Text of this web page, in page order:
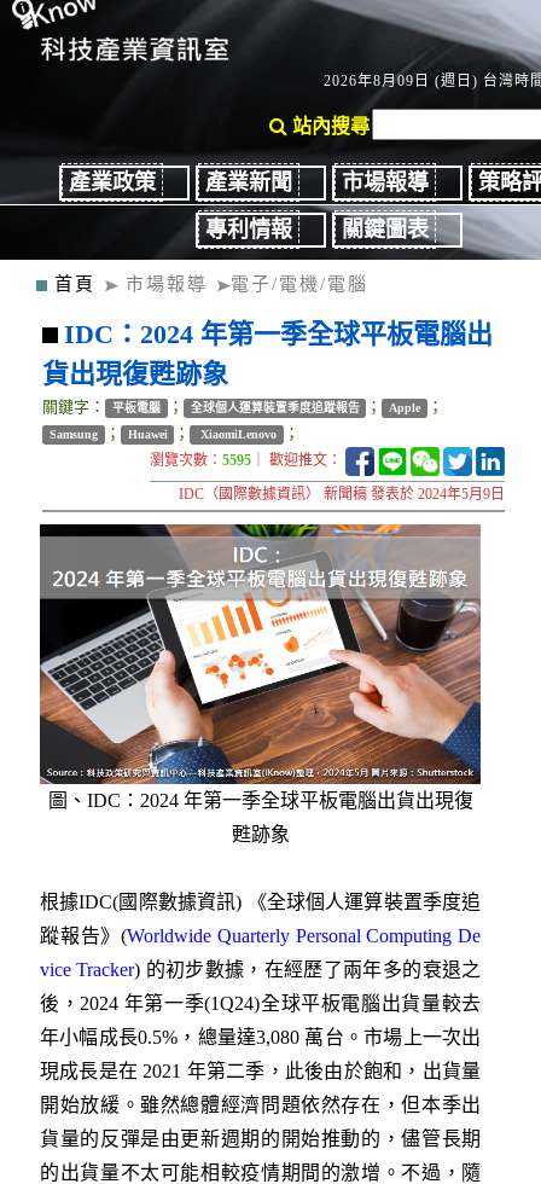
2026年8月09日 (週日) 台灣時
站內搜尋
產業政策 產業新聞 市場報導
策略
專利情報
關鍵圖表
首頁 市場報導 電子/電機/電腦
IDC：2024 年第一季全球平板電腦出
貨出現復甦跡象
關鍵字： 平板電腦 ； 全球個人運算裝置季度追蹤報告 ； Apple ；
Samsung ； Huawei ； XiaomiLenovo ；
瀏覽次數：5595 ｜ 歡迎推文：
IDC（國際數據資訊） 新聞稿 發表於 2024年5月9日
圖、IDC：2024 年第一季全球平板電腦出貨出現復
甦跡象
根據IDC(國際數據資訊) 《全球個人運算裝置季度追
蹤報告》(Worldwide Quarterly Personal Computing De
vice Tracker) 的初步數據，在經歷了兩年多的衰退之
後，2024 年第一季(1Q24)全球平板電腦出貨量較去
年小幅成長0.5%，總量達3,080 萬台。市場上一次出
現成長是在 2021 年第二季，此後由於飽和，出貨量
開始放緩。雖然總體經濟問題依然存在，但本季出
貨量的反彈是由更新週期的開始推動的，儘管長期
的出貨量不太可能相較疫情期間的激增。不過，隨